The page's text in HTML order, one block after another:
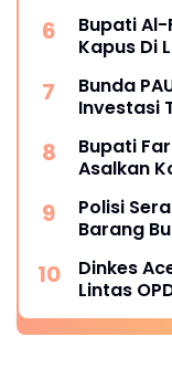
Bupati Al-
Kapus Di
Bunda
Investasi
Bupati
Asalkan
Polisi
Barang
Dinkes
Lintas